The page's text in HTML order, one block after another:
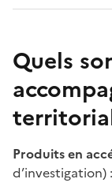
Quels
Produits en
d’investigation) :